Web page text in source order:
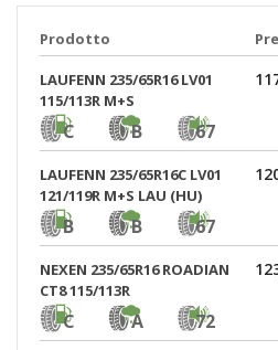
Prodotto
LAUFENN 235/65R16 LV01
115/113R M+S
C B 67
LAUFENN 235/65R16C LV01
121/119R M+S LAU (HU)
B B 67
NEXEN 235/65R16 ROADIAN
CT8 115/113R
C A 72